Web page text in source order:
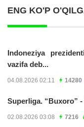
ENG KO'P
Indoneziya
vazifa deb...
04.08.2026 02:11 14280
Superliga. “Buxoro”
02.08.2026 03:08 7216